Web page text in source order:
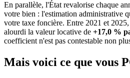
En parallèle, l'État revalorise chaque
votre bien : l'estimation administrative
votre taxe foncière. Entre 2021 et
alourdi la valeur locative de +17,0 %
coefficient n'est pas contestable non
Mais voici ce que vous